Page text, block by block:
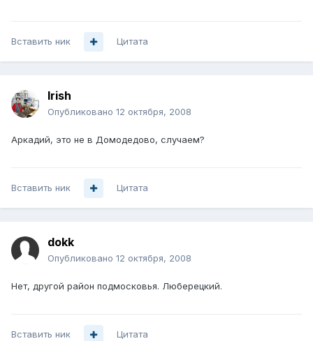
Вставить ник Цитата
Irish
Опубликовано 12 октября, 2008
Аркадий, это не в Домодедово, случаем?
Вставить ник Цитата
dokk
Опубликовано 12 октября, 2008
Нет, другой район подмосковья. Люберецкий.
Вставить ник Цитата